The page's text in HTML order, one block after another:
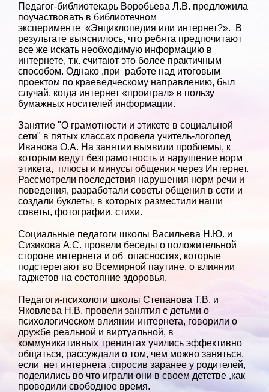
Педагог-библиотекарь Воробьева Л.В. предложила
поучаствовать в библиотечном
эксперименте «Энциклопедия или интернет?». В
результате выяснилось, что ребята предпочитают
все же искать необходимую информацию в
интернете, т.к. считают это более практичным
способом. Однако ,при работе над итоговым
проектом по краеведческому направлению, был
случай, когда интернет «проиграл» в пользу
бумажных носителей информации.
Занятие "О грамотности и этикете в социальной
сети" в пятых классах провела учитель-логопед
Иванова О.А. На занятии выявили проблемы, к
которым ведут безграмотность и нарушение норм
этикета, плюсы и минусы общения через Интернет.
Рассмотрели последствия нарушения норм речи и
поведения, разработали советы общения в сети и
создали буклеты, в которых разместили наши
советы, фотографии, стихи.
Социальные педагоги школы Васильева Н.Ю. и
Сизикова А.С. провели беседы о положительной
стороне интернета и об опасностях, которые
подстерегают во Всемирной паутине, о влиянии
гаджетов на состояние здоровья.
Педагоги-психологи школы Степанова Т.В. и
Яковлева Н.В. провели занятия с детьми о
психологическом влиянии интернета, говорили о
дружбе реальной и виртуальной, в
коммуникативных тренингах учились эффективно
общаться, рассуждали о том, чем можно заняться,
если нет интернета ,спросив заранее у родителей,
поделились во что играли они в своем детстве ,как
проводили свободное время.